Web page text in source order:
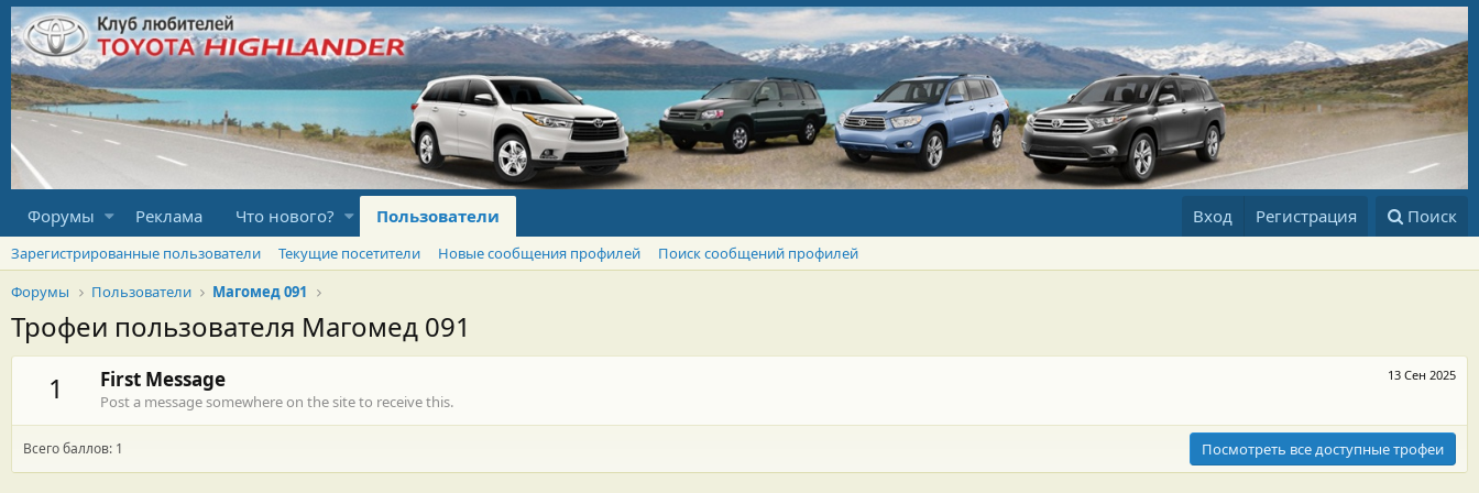
Форумы Реклама Что нового? Пользователи Вход Регистрация Поиск
Зарегистрированные пользователи Текущие посетители Новые сообщения профилей
Поиск сообщений профилей
Форумы
Пользователи Магомед 091
Трофеи пользователя Магомед 091
1
13 Сен 2025
First Message
Post a message somewhere on the site to receive this.
Всего баллов: 1 Посмотреть все доступные трофеи